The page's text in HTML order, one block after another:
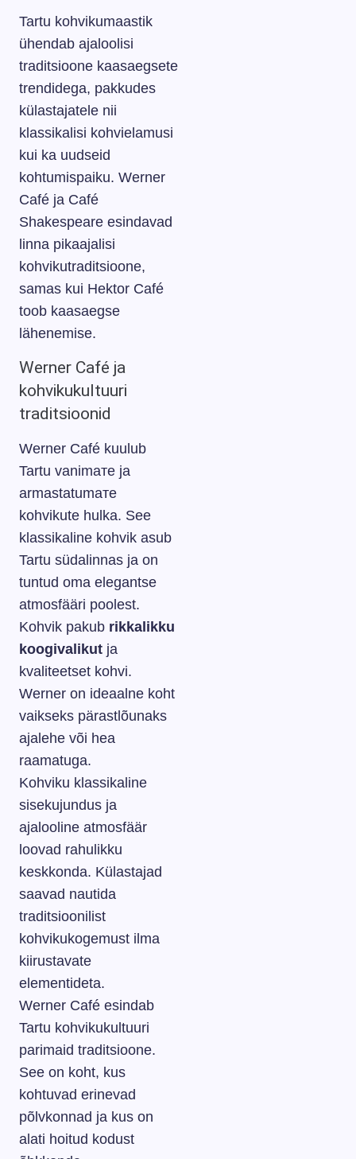
Tartu kohvikumaastik
ühendab ajaloolisi
traditsioone kaasaegsete
trendidega, pakkudes
külastajatele nii
klassikalisi kohvielamusi
kui ka uudseid
kohtumispaiku. Werner
Café ja Café
Shakespeare esindavad
linna pikaajalisi
kohvikutraditsioone,
samas kui Hektor Café
toob kaasaegse
lähenemise.
Werner Café ja
kohvikukultuuri
traditsioonid
Werner Café kuulub
Tartu vanimате ja
armastatumате
kohvikute hulka. See
klassikaline kohvik asub
Tartu südalinnas ja on
tuntud oma elegantse
atmosfääri poolest.
Kohvik pakub rikkalikku
koogivalikut ja
kvaliteetset kohvi.
Werner on ideaalne koht
vaikseks pärastlõunaks
ajalehe või hea
raamatuga.
Kohviku klassikaline
sisekujundus ja
ajalooline atmosfäär
loovad rahulikku
keskkonda. Külastajad
saavad nautida
traditsioonilist
kohvikukogemust ilma
kiirustavate
elementideta.
Werner Café esindab
Tartu kohvikukultuuri
parimaid traditsioone.
See on koht, kus
kohtuvad erinevad
põlvkonnad ja kus on
alati hoitud kodust